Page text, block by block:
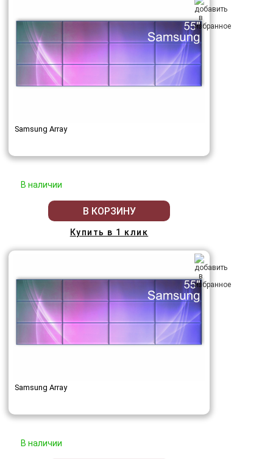
Samsung Array
В наличии
В КОРЗИНУ
Купить в 1 клик
Samsung Array
В наличии